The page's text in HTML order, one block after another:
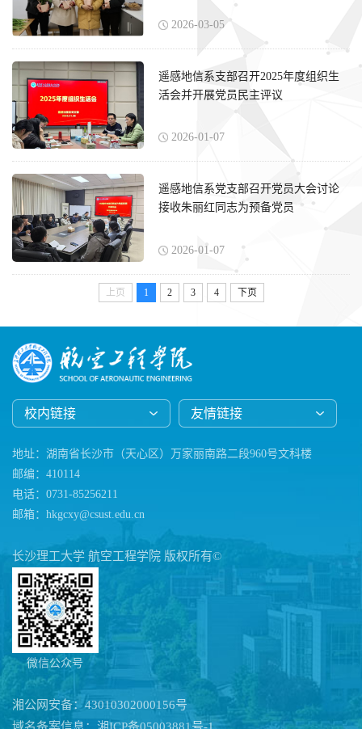
2026-03-05
遥感地信系支部召开2025年度组织生
活会并开展党员民主评议
2026-01-07
遥感地信系党支部召开党员大会讨论
接收朱丽红同志为预备党员
2026-01-07
上页 1 2 3 4 下页
校内链接 友情链接
地址：湖南省长沙市（天心区）万家丽南路二段960号文科楼
邮编：410114
电话：0731-85256211
邮箱：hkgcxy@csust.edu.cn
长沙理工大学 航空工程学院 版权所有©
微信公众号
湘公网安备：43010302000156号